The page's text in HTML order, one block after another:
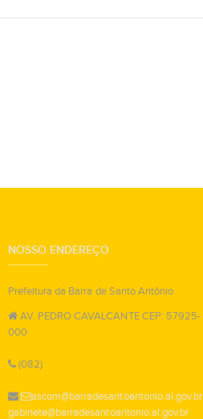
NOSSO ENDEREÇO
Prefeitura da Barra de Santo Antônio
AV. PEDRO CAVALCANTE CEP: 57925-
000
(082)
ascom@barradesantoantonio.al.gov.br
gabinete@barradesantoantonio.al.gov.br